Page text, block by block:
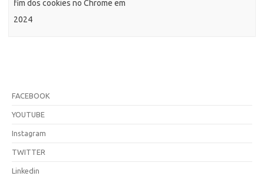
fim dos cookies no Chrome em
2024
FACEBOOK
YOUTUBE
Instagram
TWITTER
Linkedin